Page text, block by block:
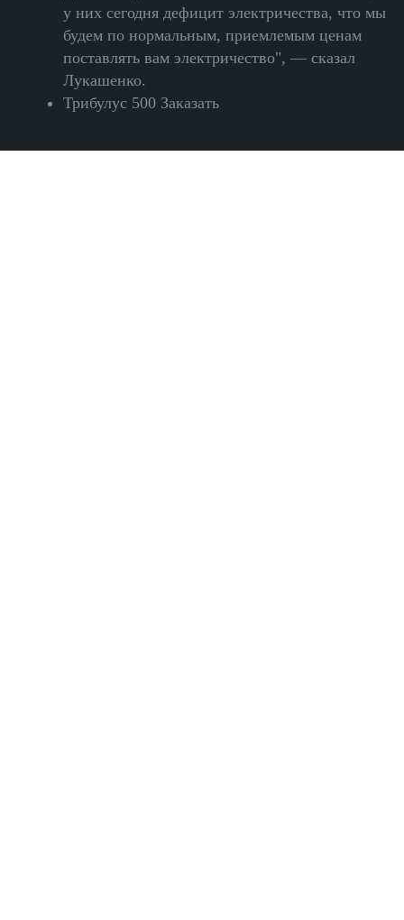
у них сегодня дефицит электричества, что мы
будем по нормальным, приемлемым ценам
поставлять вам электричество", — сказал
Лукашенко.
Трибулус 500 Заказать